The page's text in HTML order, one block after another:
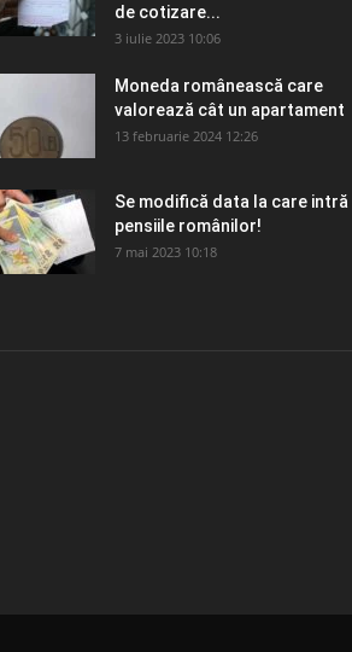
de cotizare...
3 iulie 2023 10:06
Moneda românească care
valorează cât un apartament
13 februarie 2024 12:26
Se modifică data la care intră
pensiile românilor!
7 mai 2023 10:18